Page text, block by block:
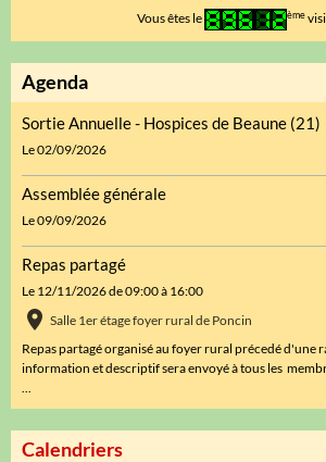
Vous êtes le ème
Agenda
Sortie Annuelle - Hospices de Beaune (21)
Le 02/09/2026
Assemblée générale
Le 09/09/2026
Repas partagé
Le 12/11/2026de 09:00à 16:00
Salle 1er étage foyer rural de Poncin
Repas partagé organisé au foyer rural précedé d'une
information et descriptif sera envoyé à tous les
...
Calendriers